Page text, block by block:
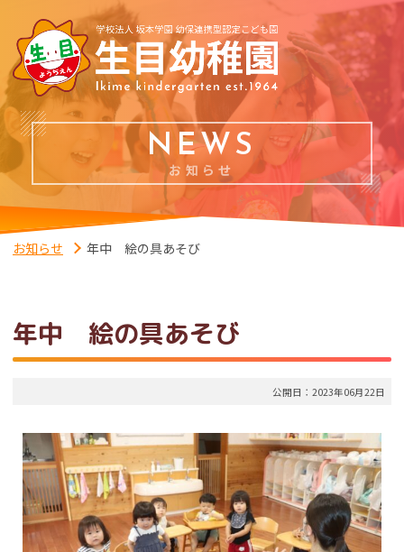
NEWS
お知らせ
お知らせ 年中 絵の具あそび
年中 絵の具あそび
公開日：2023年06月22日